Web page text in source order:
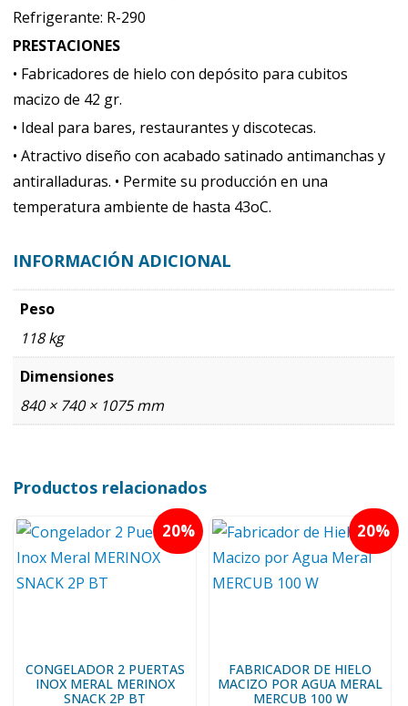
Refrigerante: R-290
PRESTACIONES
• Fabricadores de hielo con depósito para cubitos
macizo de 42 gr.
• Ideal para bares, restaurantes y discotecas.
• Atractivo diseño con acabado satinado antimanchas y
antiralladuras. • Permite su producción en una
temperatura ambiente de hasta 43oC.
INFORMACIÓN ADICIONAL
Peso
118 kg
Dimensiones
840 × 740 × 1075 mm
Productos relacionados
20
CONGELADOR 2 PUERTAS
INOX MERAL MERINOX
SNACK 2P BT
20
FABRICADOR DE HIELO
MACIZO POR AGUA MERAL
MERCUB 100 W